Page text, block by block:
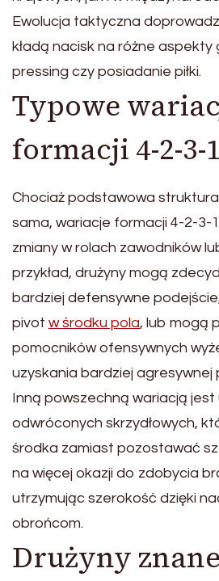
Ewolucja taktyczna
kładą nacisk na różne aspekty
pressing czy posiadanie piłki.
Typowe
formacji 4-2-3-1
Chociaż podstawowa
sama, wariacje formacji 4-2-3-
zmiany w rolach zawodników
przykład, drużyny mogą
bardziej defensywne
pivot w środku pola, lub mogą
pomocników ofensywnych
uzyskania bardziej agresywnej
Inną powszechną wariacją jest
odwróconych skrzydłowych,
środka zamiast pozostawać
na więcej okazji do zdobycia
utrzymując szerokość dzięki
obrońcom.
Drużyny